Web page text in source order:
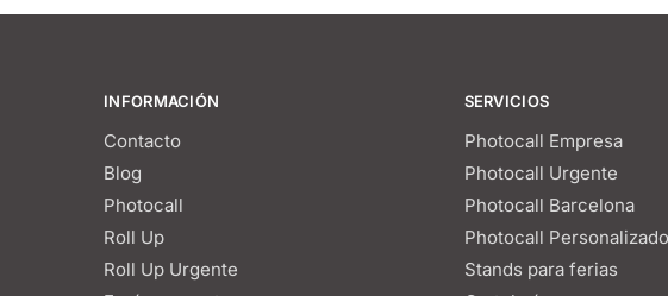
INFORMACIÓN
Contacto
Blog
Photocall
Roll Up
Roll Up Urgente
SERVICIOS
Photocall Empresa
Photocall Urgente
Photocall Barcelona
Photocall Personalizado
Stands para ferias